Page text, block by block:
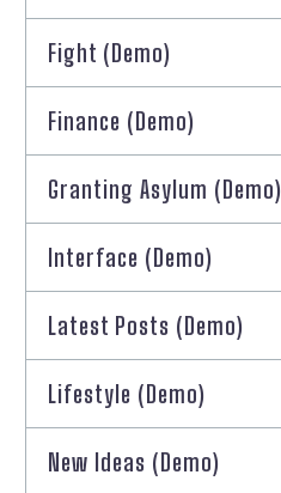
Fight (Demo)
Finance (Demo)
Granting Asylum (Demo)
Interface (Demo)
Latest Posts (Demo)
Lifestyle (Demo)
New Ideas (Demo)